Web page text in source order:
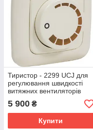
Тиристор - 2299 UCJ для
регулювання швидкості
витяжних вентиляторів
230В, прихований монтаж
у стіну
5 900 ₴
Купити